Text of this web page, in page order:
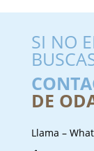
SI NO
DE
Llama –